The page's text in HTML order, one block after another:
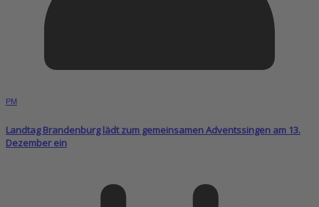
PM
Landtag Brandenburg lädt zum gemeinsamen Adventssingen am 13.
Dezember ein